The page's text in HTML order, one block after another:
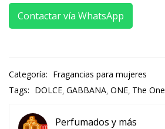
Contactar vía WhatsApp
Categoría: Fragancias para mujeres
Tags: DOLCE GABBANA ONE The One
Perfumados y más